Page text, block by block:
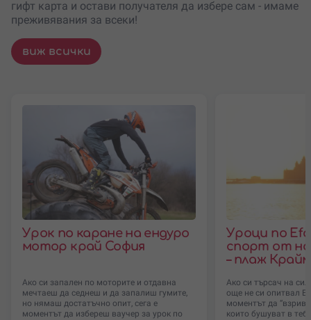
гифт карта и остави получателя да избере сам - имаме
преживявания за всеки!
виж всички
Урок по каране на ендуро
мотор край София
Ако си запален по моторите и отдавна
мечтаеш да седнеш и да запалиш гумите,
но нямаш достатъчно опит, сега е
моментът да избереш ваучер за урок по
Уроци по
спорт от
– плаж
Ако си търсач на
още не си опитвал
моментът да
които бушуват в